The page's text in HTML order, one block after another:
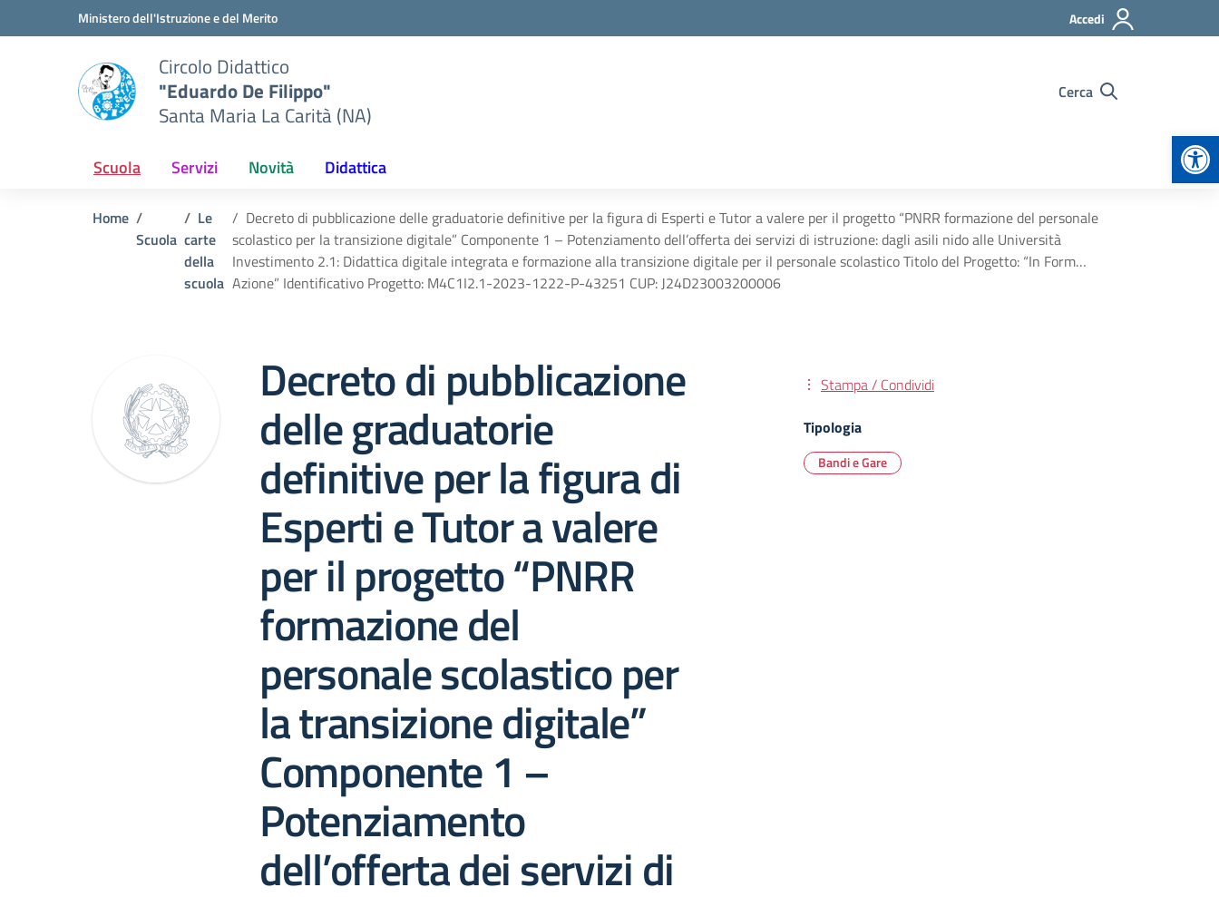
Vai ai contenuti
Vai al menu di navigazioneMinistero dell'Istruzione e del Merito Accedi
Circolo Didattico
"Eduardo De Filippo"
Santa Maria La Carità (NA)
Cerca
Scuola Servizi Novità Didattica
Home
Scuola
Le
carte
della
scuola
Decreto di pubblicazione delle graduatorie definitive per la figura di Esperti e Tutor a valere per il progetto “PNRR formazione del personale
scolastico per la transizione digitale” Componente 1 – Potenziamento dell’offerta dei servizi di istruzione: dagli asili nido alle Università
Investimento 2.1: Didattica digitale integrata e formazione alla transizione digitale per il personale scolastico Titolo del Progetto: “In Form…
Azione” Identificativo Progetto: M4C1I2.1-2023-1222-P-43251 CUP: J24D23003200006
Decreto di pubblicazione
delle graduatorie
definitive per la figura di
Esperti e Tutor a valere
per il progetto “PNRR
formazione del
personale scolastico per
la transizione digitale”
Componente 1 –
Potenziamento
dell’offerta dei servizi di
Stampa / Condividi
Tipologia
Bandi e Gare